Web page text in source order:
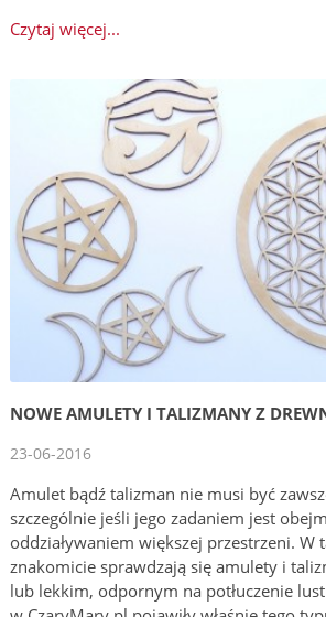
Czytaj więcej...
NOWE AMULETY I TALIZMANY Z
23-06-2016
Amulet bądź talizman nie musi być
szczególnie jeśli jego zadaniem jest
oddziaływaniem większej przestrzeni. W
znakomicie sprawdzają się amulety i
lub lekkim, odpornym na potłuczenie